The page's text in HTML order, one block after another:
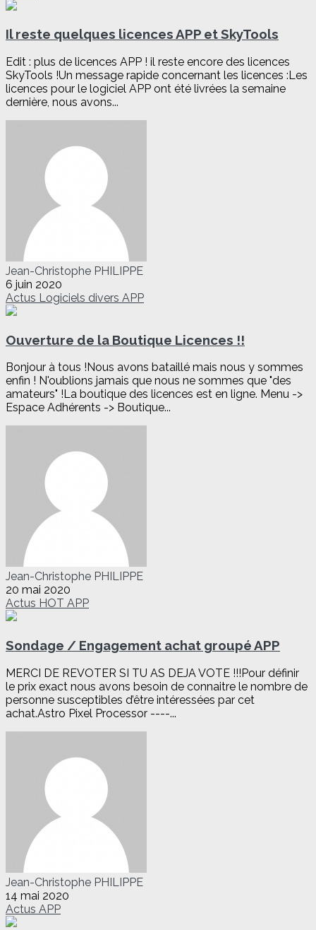
Il reste quelques licences APP et SkyTools
Edit : plus de licences APP ! il reste encore des licences
SkyTools !Un message rapide concernant les licences :Les
licences pour le logiciel APP ont été livrées la semaine
dernière, nous avons...
Jean-Christophe PHILIPPE
6 juin 2020
Actus Logiciels divers APP
Ouverture de la Boutique Licences !!
Bonjour à tous !Nous avons bataillé mais nous y sommes
enfin ! N'oublions jamais que nous ne sommes que "des
amateurs" !La boutique des licences est en ligne. Menu ->
Espace Adhérents -> Boutique...
Jean-Christophe PHILIPPE
20 mai 2020
Actus HOT APP
Sondage / Engagement achat groupé APP
MERCI DE REVOTER SI TU AS DEJA VOTE !!!Pour définir
le prix exact nous avons besoin de connaitre le nombre de
personne susceptibles d’être intéressées par cet
achat.Astro Pixel Processor ----...
Jean-Christophe PHILIPPE
14 mai 2020
Actus APP